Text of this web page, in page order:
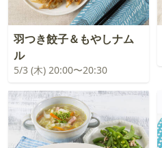
羽つき餃子＆もやしナム
ル
5/3 (木) 20:00〜20:30